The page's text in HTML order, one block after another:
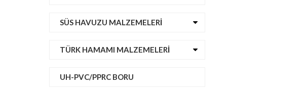
SÜS HAVUZU MALZEMELERI
TÜRK HAMAMI MALZEMELERI
UH-PVC/PPRC BORU